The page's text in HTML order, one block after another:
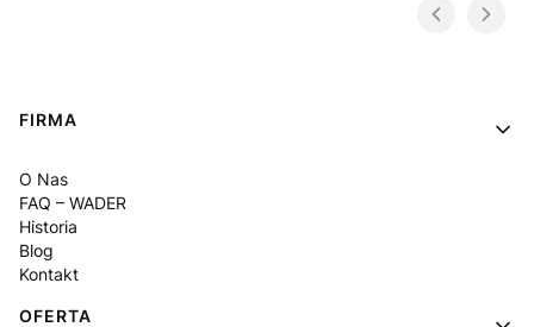
Linki w stopce
FIRMA
O Nas
FAQ – WADER
Historia
Blog
Kontakt
OFERTA